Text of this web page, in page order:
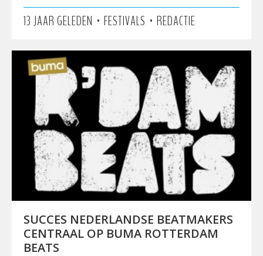
13 JAAR GELEDEN • FESTIVALS • REDACTIE
SUCCES NEDERLANDSE BEATMAKERS
CENTRAAL OP BUMA ROTTERDAM
BEATS